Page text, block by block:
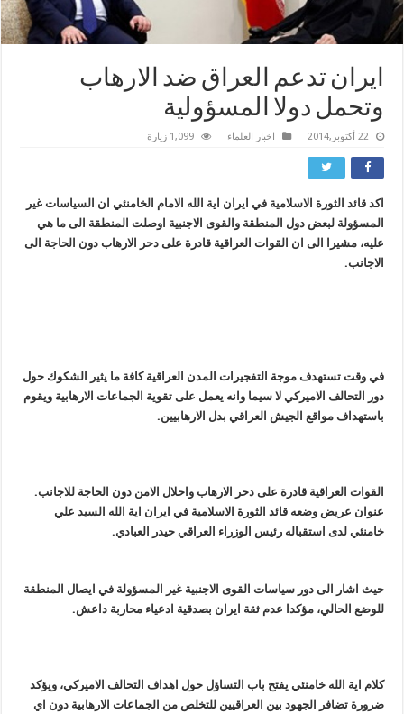
ايران تدعم العراق ضد الارهاب
وتحمل دولا المسؤولية
22 أكتوبر,2014 اخبار العلماء 1,099 زيارة
اكد قائد الثورة الاسلامية في ايران اية الله الامام الخامنئي ان السياسات غير
المسؤولة لبعض دول المنطقة والقوى الاجنبية اوصلت المنطقة الى ما هي
عليه، مشيرا الى ان القوات العراقية قادرة على دحر الارهاب دون الحاجة الى
الاجانب.
في وقت تستهدف موجة التفجيرات المدن العراقية كافة ما يثير الشكوك حول
دور التحالف الاميركي لا سيما وانه يعمل على تقوية الجماعات الارهابية ويقوم
باستهداف مواقع الجيش العراقي بدل الارهابيين.
القوات العراقية قادرة على دحر الارهاب واحلال الامن دون الحاجة للاجانب.
عنوان عريض وضعه قائد الثورة الاسلامية في ايران اية الله السيد علي
خامنئي لدى استقباله رئيس الوزراء العراقي حيدر العبادي.
حيث اشار الى دور سياسات القوى الاجنبية غير المسؤولة في ايصال المنطقة
للوضع الحالي، مؤكدا عدم ثقة ايران بصدقية ادعياء محاربة داعش.
كلام اية الله خامنئي يفتح باب التساؤل حول اهداف التحالف الاميركي، ويؤكد
ضرورة تضافر الجهود بين العراقيين للتخلص من الجماعات الارهابية دون اي